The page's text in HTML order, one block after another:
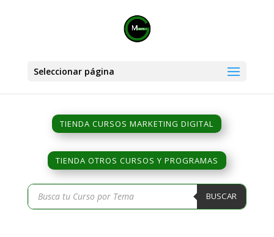
Seleccionar página
TIENDA CURSOS MARKETING DIGITAL
TIENDA OTROS CURSOS Y PROGRAMAS
Búsqueda
de
productos
BUSCAR